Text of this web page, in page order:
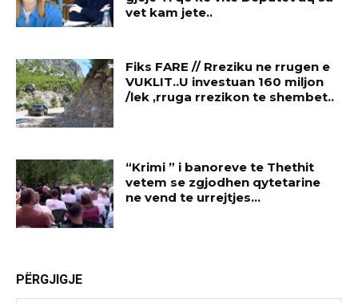
vet kam jete..
Fiks FARE // Rreziku ne rrugen e
VUKLIT..U investuan 160 miljon
/lek ,rruga rrezikon te shembet..
“Krimi ” i banoreve te Thethit
vetem se zgjodhen qytetarine
ne vend te urrejtjes…
PËRGJIGJE